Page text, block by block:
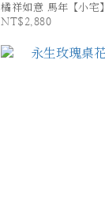
橘祥如意 馬年【小宅
NT$2,880